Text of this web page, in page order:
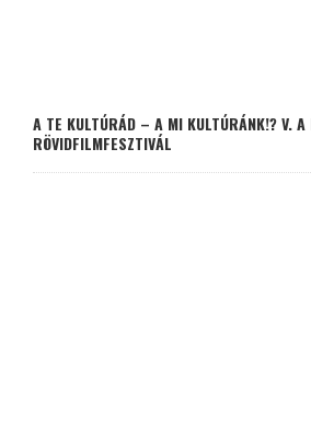
A TE KULTÚRÁD – A MI KULTÚRÁNK!? V. A
RÖVIDFILMFESZTIVÁL